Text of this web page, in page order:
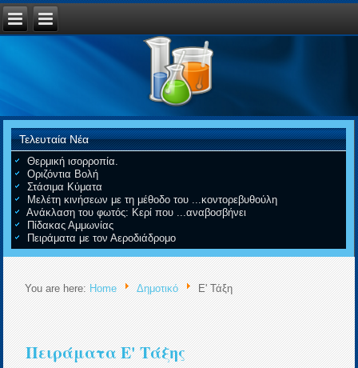
Τελευταία Νέα
Θερμική ισορροπία.
Οριζόντια Βολή
Στάσιμα Κύματα
Μελέτη κινήσεων με τη μέθοδο του ...κοντορεβυθούλη
Ανάκλαση του φωτός: Κερί που ...αναβοσβήνει
Πίδακας Αμμωνίας
Πειράματα με τον Αεροδιάδρομο
You are here: Home Δημοτικό Ε' Τάξη
Πειράματα Ε' Τάξης